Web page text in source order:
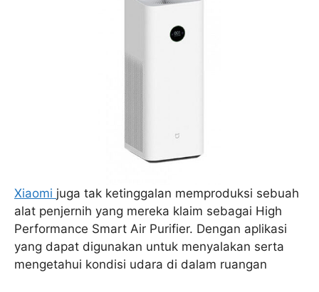
Xiaomi juga tak ketinggalan memproduksi sebuah
alat penjernih yang mereka klaim sebagai High
Performance Smart Air Purifier. Dengan aplikasi
yang dapat digunakan untuk menyalakan serta
mengetahui kondisi udara di dalam ruangan